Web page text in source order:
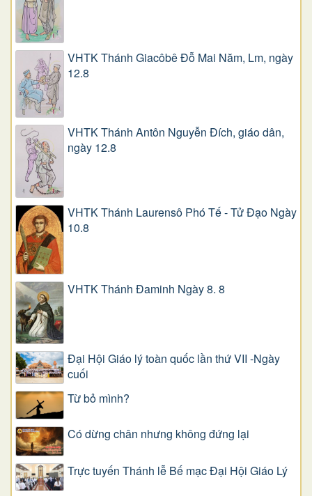
VHTK Thánh Giacôbê Ðỗ Mai Năm, Lm, ngày
12.8
VHTK Thánh Antôn Nguyễn Ðích, giáo dân,
ngày 12.8
VHTK Thánh Laurensô Phó Tế - Tử Đạo Ngày
10.8
VHTK Thánh Đaminh Ngày 8. 8
Đại Hội Giáo lý toàn quốc lần thứ VII -Ngày
cuối
Từ bỏ mình?
Có dừng chân nhưng không đứng lại
Trực tuyến Thánh lễ Bế mạc Đại Hội Giáo Lý